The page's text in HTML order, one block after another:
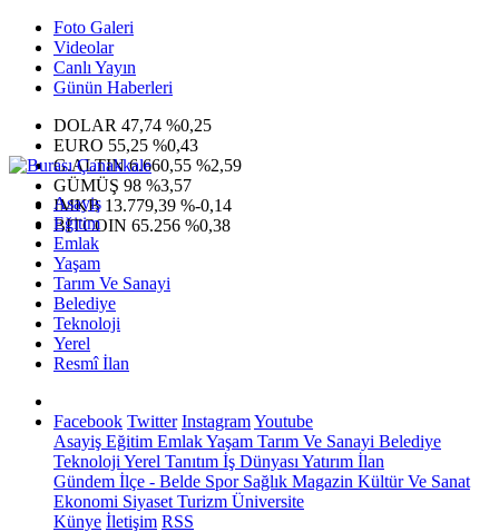
Foto Galeri
Videolar
Canlı Yayın
Günün Haberleri
DOLAR 47,74 %0,25
EURO 55,25 %0,43
G.ALTIN6.660,55 %2,59
GÜMÜŞ 98 %3,57
IMKB 13.779,39 %-0,14
BITCOIN 65.256 %0,38
Asayiş
Eğitim
Emlak
Yaşam
Tarım Ve Sanayi
Belediye
Teknoloji
Yerel
Resmî İlan
Facebook Twitter InstagramYoutube
Asayiş Eğitim EmlakYaşam Tarım Ve Sanayi Belediye
Teknoloji Yerel Tanıtım İş Dünyası Yatırım İlan
Gündem İlçe - Belde SporSağlık Magazin Kültür Ve Sanat
Ekonomi Siyaset Turizm Üniversite
Künye İletişim RSS